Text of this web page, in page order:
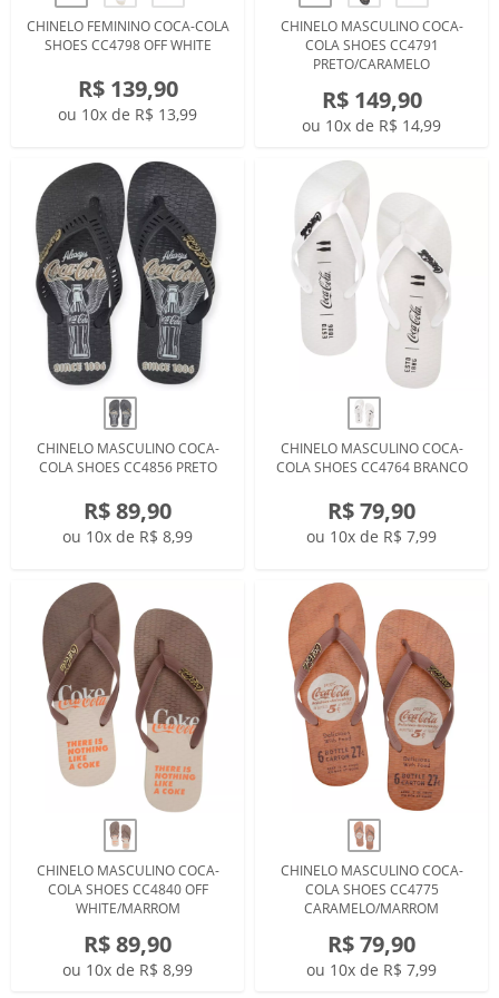
CHINELO FEMININO COCA-COLA
SHOES CC4798 OFF WHITE
R$ 139,90
ou 10x de R$ 13,99
CHINELO MASCULINO COCA-
COLA SHOES CC4791
PRETO/CARAMELO
R$ 149,90
ou 10x de R$ 14,99
CHINELO MASCULINO COCA-
COLA SHOES CC4856 PRETO
R$ 89,90
ou 10x de R$ 8,99
CHINELO MASCULINO COCA-
COLA SHOES CC4764 BRANCO
R$ 79,90
ou 10x de R$ 7,99
CHINELO MASCULINO COCA-
COLA SHOES CC4840 OFF
WHITE/MARROM
R$ 89,90
ou 10x de R$ 8,99
CHINELO MASCULINO COCA-
COLA SHOES CC4775
CARAMELO/MARROM
R$ 79,90
ou 10x de R$ 7,99